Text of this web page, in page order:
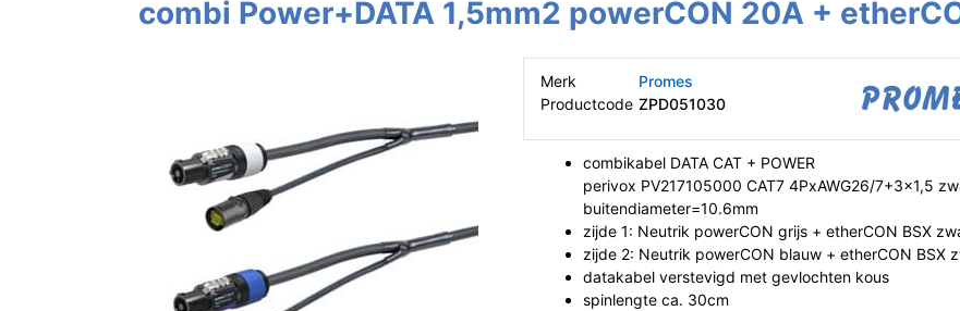
combi Power+DATA 1,5mm2 powerCON 20A +
Merk
Promes
Productcode ZPD051030
combikabel DATA CAT + POWER
perivox PV217105000 CAT7 4PxAWG26/7+3x1,5
buitendiameter=10.6mm
zijde 1: Neutrik powerCON grijs + etherCON BSX
zijde 2: Neutrik powerCON blauw + etherCON BSX
datakabel verstevigd met gevlochten kous
spinlengte ca. 30cm